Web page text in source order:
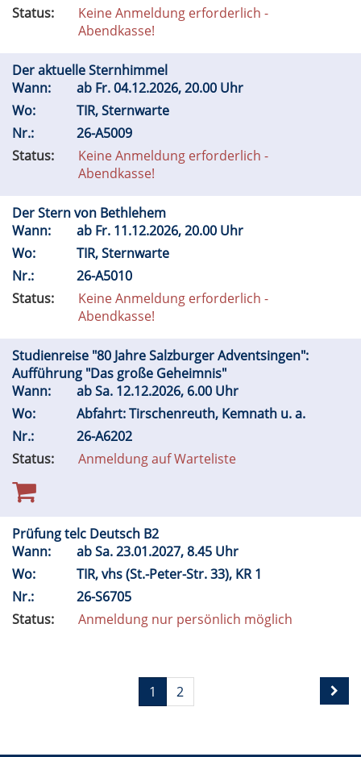
Status:
Keine Anmeldung erforderlich -
Abendkasse!
Der aktuelle Sternhimmel
Wann:
ab Fr.04.12.2026, 20.00 Uhr
Wo:
TIR, Sternwarte
Nr.:
26-A5009
Status:
Keine Anmeldung erforderlich -
Abendkasse!
Der Stern von Bethlehem
Wann:
ab Fr. 11.12.2026, 20.00 Uhr
Wo:
TIR, Sternwarte
Nr.:
26-A5010
Status:
Keine Anmeldung erforderlich -
Abendkasse!
Studienreise "80 Jahre Salzburger Adventsingen":
Aufführung "Das große Geheimnis"
Wann:
abSa. 12.12.2026, 6.00 Uhr
Wo:
Abfahrt: Tirschenreuth, Kemnath u. a.
Nr.:
26-A6202
Status:
Anmeldung auf Warteliste
Prüfung telc Deutsch B2
Wann:
abSa.23.01.2027, 8.45 Uhr
Wo:
TIR, vhs (St.-Peter-Str. 33), KR 1
Nr.:
26-S6705
Status:
Anmeldung nur persönlich möglich
1 2